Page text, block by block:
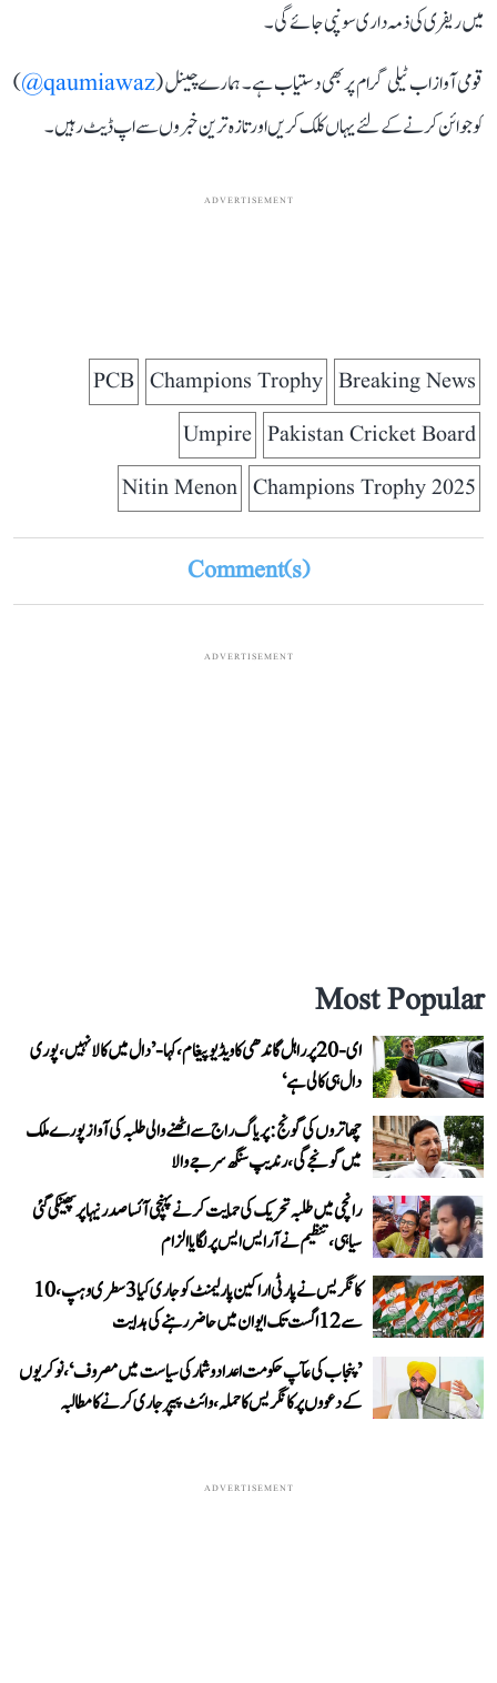
میں ریفری کی ذمہ داری سونپی جائے گی۔
قومی آواز اب ٹیلی گرام پر بھی دستیاب ہے۔ ہمارے چینل (qaumiawaz@
)
کو جوائن کرنے کے لئے یہاں کلک کریں اور تازہ ترین خبروں سے اپ ڈیٹ رہیں۔
ADVERTISEMENT
Breaking News
Champions Trophy
PCB
Pakistan Cricket Board
Umpire
Champions Trophy 2025
Nitin Menon
Comment(s)
ADVERTISEMENT
Most Popular
ای-20 پر راہل گاندھی کا ویڈیو پیغام، کہا- ’دال میں کالا نہیں، پوری
دال ہی کالی ہے‘
چھاتروں کی گونج: پریاگ راج سے اٹھنے والی طلبہ کی آواز پورے ملک
میں گونجے گی، رندیپ سنگھ سرجے والا
رانچی میں طلبہ تحریک کی حمایت کرنے پہنچی آئسا صدر نیہا پر پھینکی گئی
سیاہی، تنظیم نے آر ایس ایس پر لگایا الزام
کانگریس نے پارٹی اراکین پارلیمنٹ کو جاری کیا 3 سطری وہپ، 10
سے 12 اگست تک ایوان میں حاضر رہنے کی ہدایت
’پنجاب کی عآپ حکومت اعداد و شمار کی سیاست میں مصروف‘، نوکریوں
کے دعووں پر کانگریس کا حملہ، وائٹ پیپر جاری کرنے کا مطالبہ
ADVERTISEMENT